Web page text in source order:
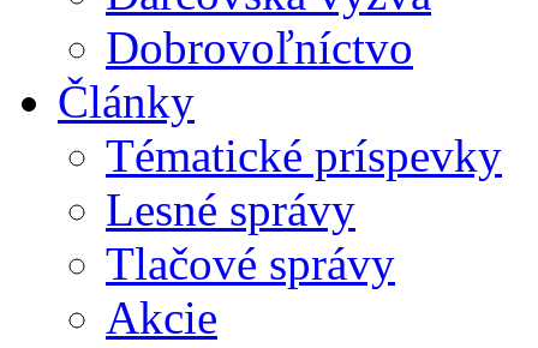
Dobrovoľníctvo
Články
Tématické príspevky
Lesné správy
Tlačové správy
Akcie